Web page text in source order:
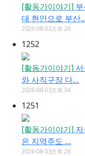
[활동가이야기]
대 현안으로 부산
2026-08-03조회 26
1252
[활동가이야기]
와 사직구장 다…
2026-08-03조회 34
1251
[활동가이야기]
은 지역주도 …
2026-08-03조회 28